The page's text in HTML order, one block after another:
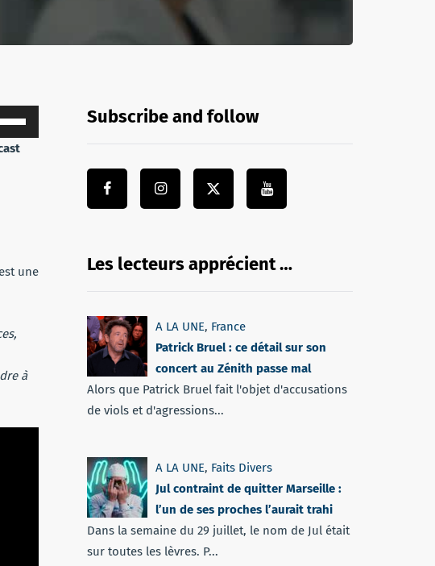
une
à
Subscribe and follow
Les lecteurs apprécient …
A LA UNE, France
Patrick Bruel : ce détail sur son
concert au Zénith passe mal
Alors que Patrick Bruel fait l'objet d'accusations
de viols et d'agressions...
A LA UNE, Faits Divers
Jul contraint de quitter Marseille :
l’un de ses proches l’aurait trahi
Dans la semaine du 29 juillet, le nom de Jul était
sur toutes les lèvres. P...